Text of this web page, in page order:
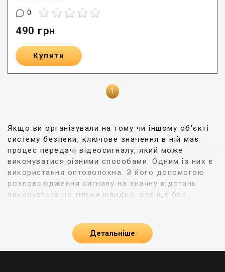
0
490 грн
Купити
1
Якщо ви організували на тому чи іншому об'єкті
систему безпеки, ключове значення в ній має
процес передачі відеосигналу, який може
виконуватися різними способами. Одним із них є
використання оптоволокна. З його допомогою
розповсюдження сигналу на значну відстань
виконується не тільки швидко, але ще без
таких систем у приватних будинках, квартирах та
Детальніше